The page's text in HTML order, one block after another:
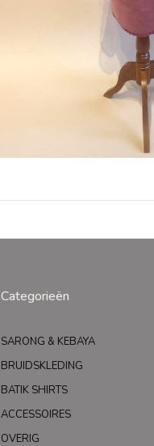
Categorieën
SARONG & KEBAYA
BRUIDSKLEDING
BATIK SHIRTS
ACCESSOIRES
OVERIG